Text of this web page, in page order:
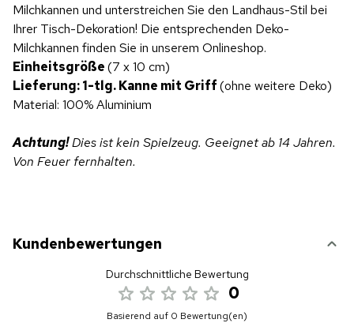
Milchkannen und unterstreichen Sie den Landhaus-Stil bei
Ihrer Tisch-Dekoration! Die entsprechenden Deko-
Milchkannen finden Sie in unserem Onlineshop.
Einheitsgröße(7 x 10 cm)
Lieferung: 1-tlg. Kanne mit Griff(ohne weitere Deko)
Material: 100% Aluminium
Achtung!Dies ist kein Spielzeug. Geeignet ab 14 Jahren.
Von Feuer fernhalten.
Kundenbewertungen
Durchschnittliche Bewertung
0
Basierend auf 0 Bewertung(en)